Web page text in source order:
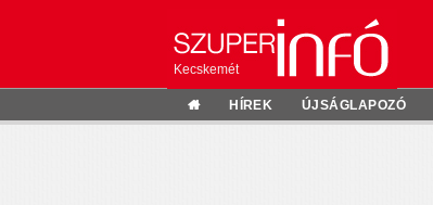
Kecskemét
HÍREK ÚJSÁGLAPOZÓ